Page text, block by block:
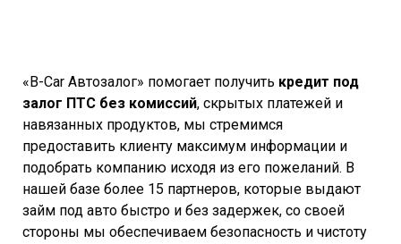
«B-Car Автозалог» помогает получить кредит под
залог ПТС без комиссий, скрытых платежей и
навязанных продуктов, мы стремимся
предоставить клиенту максимум информации и
подобрать компанию исходя из его пожеланий. В
нашей базе более 15 партнеров, которые выдают
займ под авто быстро и без задержек, со своей
стороны мы обеспечиваем безопасность и чистоту